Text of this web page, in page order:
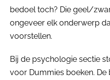
bedoel toch? Die geel/
ongeveer elk onderwerp
voorstellen.
Bij de psychologie sectie
voor Dummies boeken. De